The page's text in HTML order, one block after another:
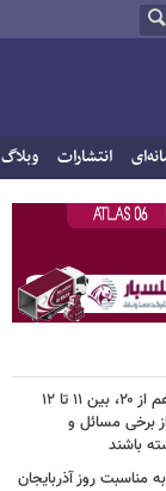
انتشارات وبلاگ
محمودزاده: نمره مجلس دوازهم از ۲۰، بین ۱۱ تا ۱۲
برخی مسائل و
باشند
مناسبت روز آذربایجان